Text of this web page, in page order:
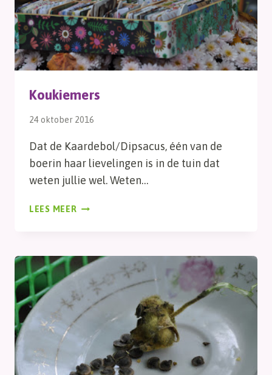
Koukiemers
24 oktober 2016
Dat de Kaardebol/Dipsacus, één van de
boerin haar lievelingen is in de tuin dat
weten jullie wel. Weten…
LEES MEER KOUKIEMERS